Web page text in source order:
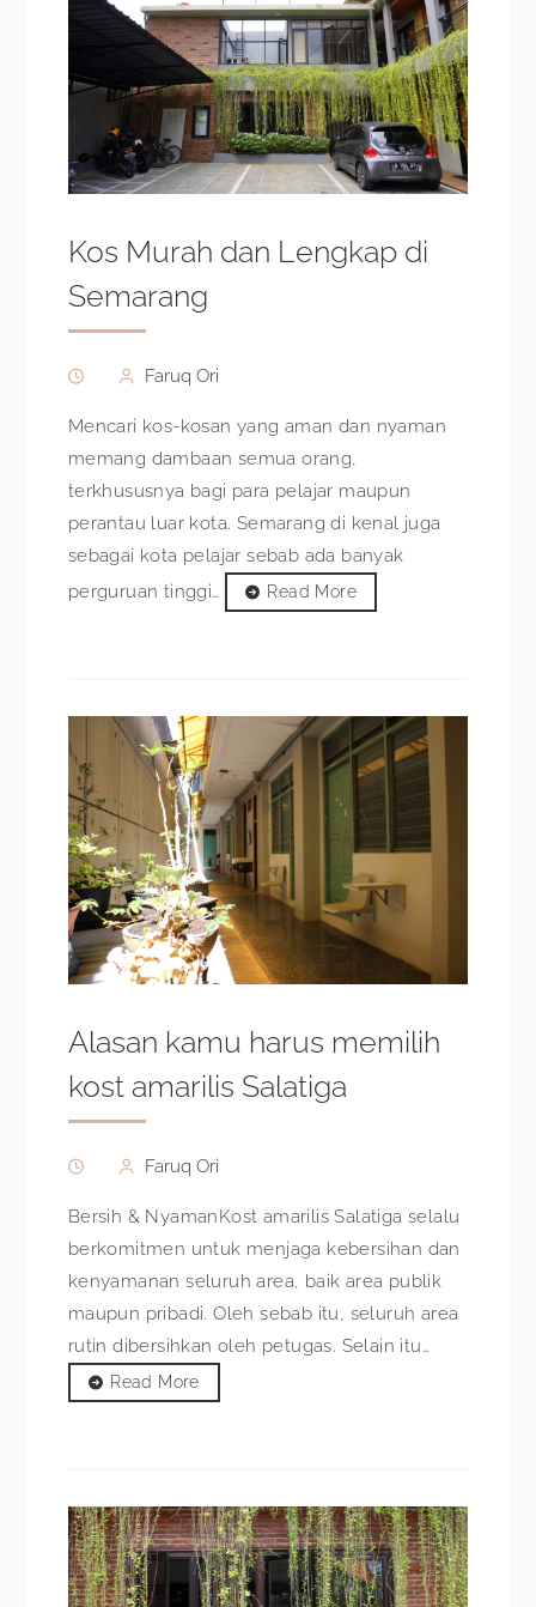
Kos Murah dan Lengkap di
Semarang
Faruq Ori
Mencari kos-kosan yang aman dan nyaman
memang dambaan semua orang,
terkhususnya bagi para pelajar maupun
perantau luar kota. Semarang di kenal juga
sebagai kota pelajar sebab ada banyak
perguruan tinggi…
Read More
Alasan kamu harus memilih
kost amarilis Salatiga
Faruq Ori
Bersih & NyamanKost amarilis Salatiga selalu
berkomitmen untuk menjaga kebersihan dan
kenyamanan seluruh area, baik area publik
maupun pribadi. Oleh sebab itu, seluruh area
rutin dibersihkan oleh petugas. Selain itu…
Read More